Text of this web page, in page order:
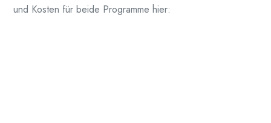
und Kosten für beide Programme hier: